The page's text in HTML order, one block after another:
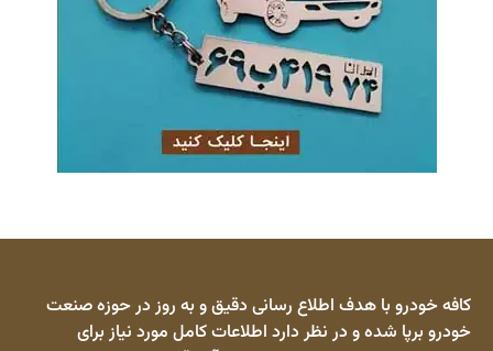
کافه خودرو با هدف اطلاع رسانی دقیق و به روز در حوزه صنعت
خودرو برپا شده و در نظر دارد اطلاعات کامل مورد نیاز برای